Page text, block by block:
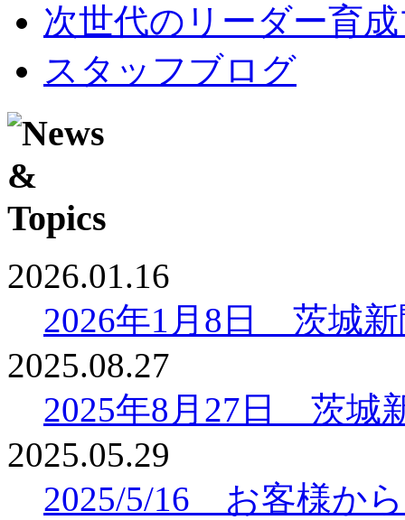
次世代のリーダー育
スタッフブログ
2026.01.16
2026年1月8日 茨城
2025.08.27
2025年8月27日 茨城
2025.05.29
2025/5/16 お客様か